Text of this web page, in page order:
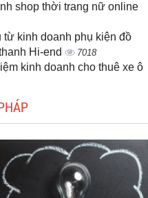
shop thời trang nữ online
từ kinh doanh phụ kiện đồ
Hi-end
7018
kinh doanh cho thuê xe ô